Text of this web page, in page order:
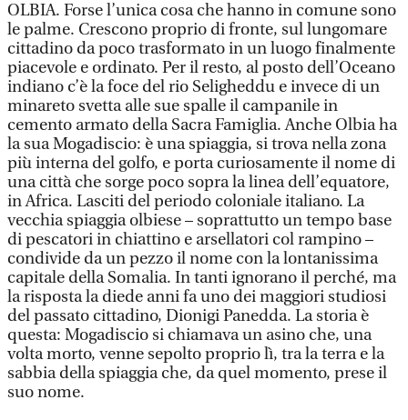
OLBIA. Forse l’unica cosa che hanno in comune sono
le palme. Crescono proprio di fronte, sul lungomare
cittadino da poco trasformato in un luogo finalmente
piacevole e ordinato. Per il resto, al posto dell’Oceano
indiano c’è la foce del rio Seligheddu e invece di un
minareto svetta alle sue spalle il campanile in
cemento armato della Sacra Famiglia. Anche Olbia ha
la sua Mogadiscio: è una spiaggia, si trova nella zona
più interna del golfo, e porta curiosamente il nome di
una città che sorge poco sopra la linea dell’equatore,
in Africa. Lasciti del periodo coloniale italiano. La
vecchia spiaggia olbiese – soprattutto un tempo base
di pescatori in chiattino e arsellatori col rampino –
condivide da un pezzo il nome con la lontanissima
capitale della Somalia. In tanti ignorano il perché, ma
la risposta la diede anni fa uno dei maggiori studiosi
del passato cittadino, Dionigi Panedda. La storia è
questa: Mogadiscio si chiamava un asino che, una
volta morto, venne sepolto proprio lì, tra la terra e la
sabbia della spiaggia che, da quel momento, prese il
suo nome.